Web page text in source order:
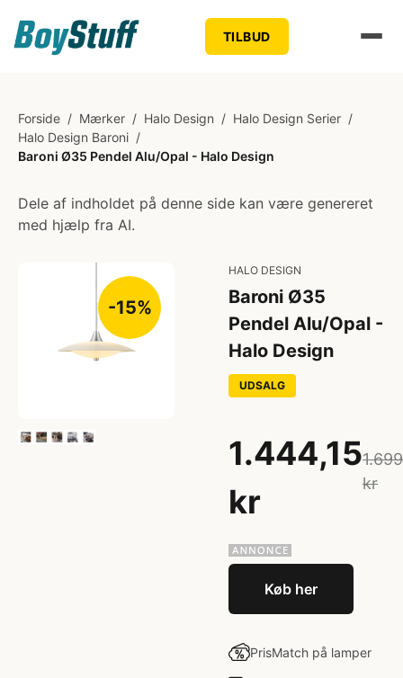
TILBUD
Forside / Mærker / Halo Design / Halo Design Serier /
Halo Design Baroni /
Baroni Ø35 Pendel Alu/Opal - Halo Design
Dele af indholdet på denne side kan være genereret
med hjælp fra AI.
-15%
HALO DESIGN
Baroni Ø35
Pendel Alu/Opal -
Halo Design
UDSALG
1.444,15
kr
kr
Køb her
PrisMatch på lamper